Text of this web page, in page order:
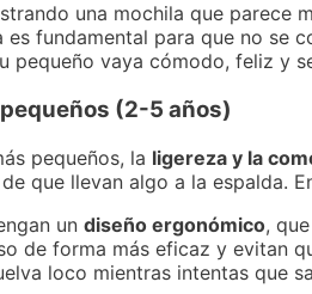
una mochila que parece
es fundamental para que no se
pequeño vaya cómodo, feliz y
(2-5 años)
pequeños, la ligereza y la
que llevan algo a la espalda.
un diseño ergonómico,
de forma más eficaz y evitan
loco mientras intentas que